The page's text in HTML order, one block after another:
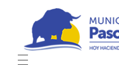
Municipio de Paso de los Toros
Hoy haciendo para vos, con los ojos en mañana